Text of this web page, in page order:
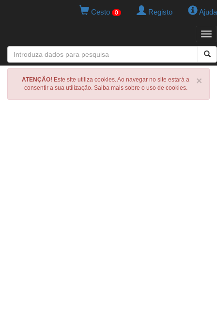
Cesto 0 Registo Ajuda
×
ATENÇÃO! Este site utiliza cookies. Ao navegar no site estará a
consentir a sua utilização. Saiba mais sobre o uso de cookies.